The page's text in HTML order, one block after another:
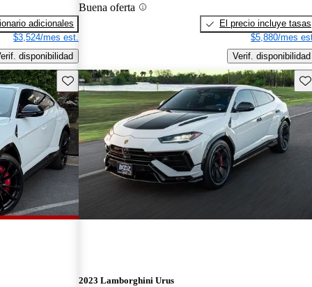
adicionales
$3,524/mes est.
disponibilidad
Buena oferta
El precio incluye tasas
$5,880/mes
Verif. disponibilidad
Guarda este Aviso
2023 Lamborghini Urus